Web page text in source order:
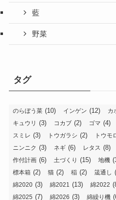
藍
野菜
タグ
のらぼう菜 (10) インゲン (12) カ
キュウリ (3) コカブ (2) ゴマ (4)
スミレ (3) トウガラシ (2) トウモ
ニンニク (3) ネギ (6) レタス (8)
作付計画 (6) 土づくり (15) 地機
標本箱 (2) 猫 (2) 稲 (2) 筬通し
綿2020 (3) 綿2021 (13) 綿2022
綿2025 (7) 綿2026 (3) 綿繰り機